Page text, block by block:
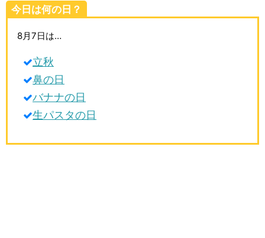
今日は何の日？
8月7日は…
立秋
鼻の日
バナナの日
生パスタの日
動物雑学
歴史雑学
生活雑学
サイト情報